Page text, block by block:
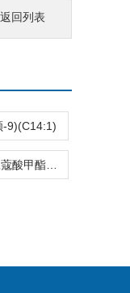
返回列表
-9)(C14:1)